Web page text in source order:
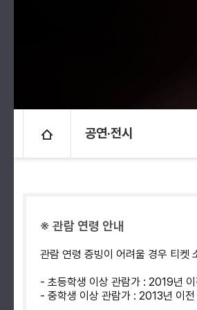
공연·전시
※ 관람 연령 안내
관람 연령 증빙이 어려울 경우 티켓
- 초등학생 이상 관람가 : 2019년
- 중학생 이상 관람가 : 2013년 이